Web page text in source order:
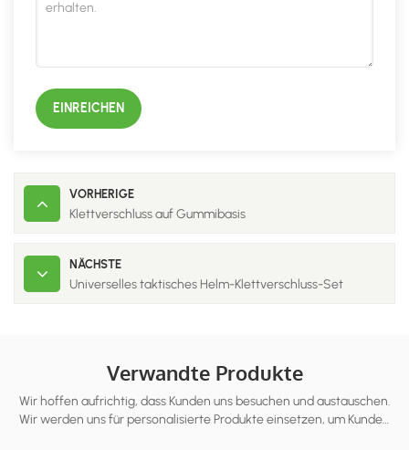
EINREICHEN
VORHERIGE
Klettverschluss auf Gummibasis
NÄCHSTE
Universelles taktisches Helm-Klettverschluss-Set
Verwandte Produkte
Wir hoffen aufrichtig, dass Kunden uns besuchen und austauschen.
Wir werden uns für personalisierte Produkte einsetzen, um Kunden